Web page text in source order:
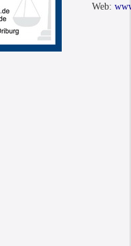
Web: